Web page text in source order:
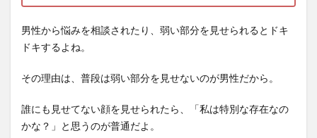
男性から悩みを相談されたり、弱い部分を見せられるとドキ
ドキするよね。
その理由は、普段は弱い部分を見せないのが男性だから。
誰にも見せてない顔を見せられたら、「私は特別な存在なの
かな？」と思うのが普通だよ。